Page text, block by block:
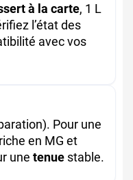
à la carte, 1 L
l’état des
avec vos
Pour une
en MG et
une tenue stable.